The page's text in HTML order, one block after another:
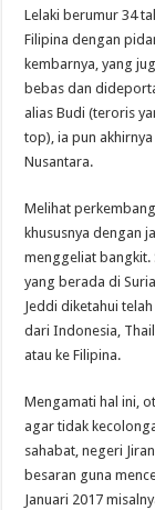
Lelaki berumur 34
Filipina dengan
kembarnya, yang
bebas dan
alias Budi (teroris
top), ia pun
Nusantara.
Melihat
khususnya dengan
menggeliat bangkit.
yang berada di
Jeddi diketahui
dari Indonesia,
atau ke Filipina.
Mengamati hal ini,
agar tidak
sahabat, negeri
besaran guna
Januari 2017